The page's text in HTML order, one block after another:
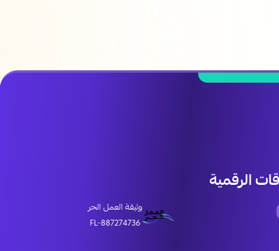
الرقمية
وثيقة العمل الحر
FL-887274736